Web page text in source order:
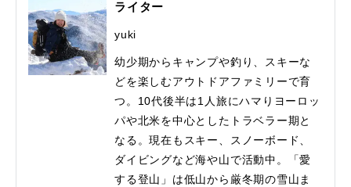
ライター
yuki
幼少期からキャンプや釣り、スキーな
どを楽しむアウトドアファミリーで育
つ。10代後半は1人旅にハマりヨーロッ
パや北米を中心としたトラベラー期と
なる。現在もスキー、スノーボード、
ダイビングなど海や山で活動中。「愛
する登山」は低山から厳冬期の雪山ま